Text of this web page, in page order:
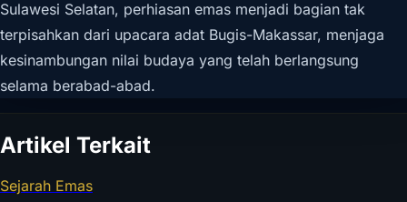
Sulawesi Selatan, perhiasan emas menjadi bagian tak
terpisahkan dari upacara adat Bugis-Makassar, menjaga
kesinambungan nilai budaya yang telah berlangsung
selama berabad-abad.
Artikel Terkait
Sejarah Emas